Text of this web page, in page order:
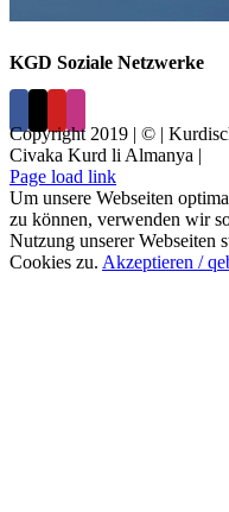
KGD Soziale Netzwerke
Copyright 2019 | © |
Civaka Kurd li Almanya |
Page load link
Um unsere Webseiten
zu können, verwenden wir
Nutzung unserer Webseiten
Cookies zu. Akzeptieren /